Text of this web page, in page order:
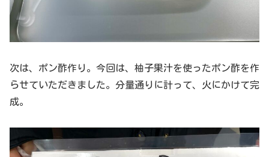
次は、ポン酢作り。今回は、柚子果汁を使ったポン酢を作
らせていただきました。分量通りに計って、火にかけて完
成。